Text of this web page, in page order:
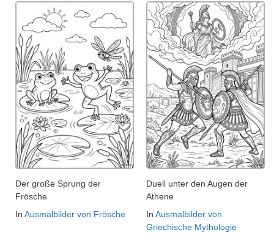
Der große Sprung der
Frösche
In Ausmalbilder von Frösche
Duell unter den Augen der
Athene
In Ausmalbilder von
Griechische Mythologie